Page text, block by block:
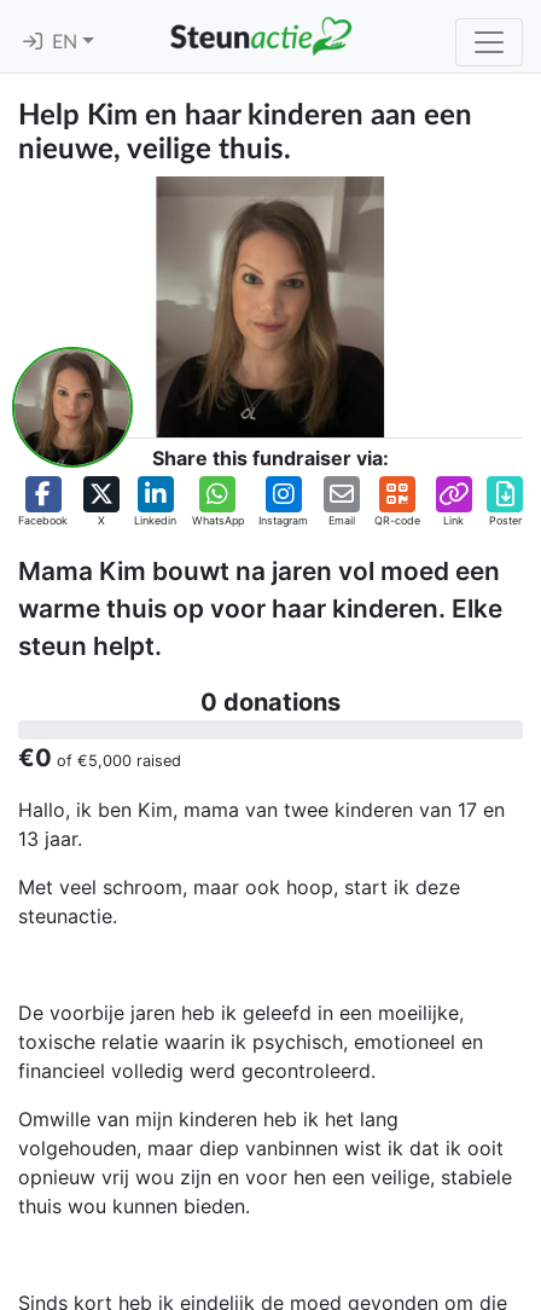
EN
Help Kim en haar kinderen aan een
nieuwe, veilige thuis.
Share this fundraiser via:
Facebook X Linkedin WhatsApp Instagram Email QR-code Link Poster
Mama Kim bouwt na jaren vol moed een
warme thuis op voor haar kinderen. Elke
steun helpt.
0 donations
€0 of €5,000 raised
Hallo, ik ben Kim, mama van twee kinderen van 17 en
13 jaar.
Met veel schroom, maar ook hoop, start ik deze
steunactie.
De voorbije jaren heb ik geleefd in een moeilijke,
toxische relatie waarin ik psychisch, emotioneel en
financieel volledig werd gecontroleerd.
Omwille van mijn kinderen heb ik het lang
volgehouden, maar diep vanbinnen wist ik dat ik ooit
opnieuw vrij wou zijn en voor hen een veilige, stabiele
thuis wou kunnen bieden.
Sinds kort heb ik eindelijk de moed gevonden om die